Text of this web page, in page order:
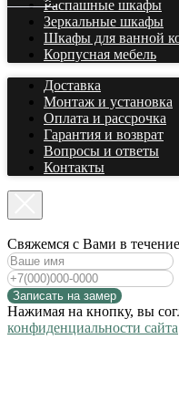
Распашные шкафы
Зеркальные шкафы
Шкафы для ванной
Корпусная мебель
Доставка
Монтаж и установка
Оплата и рассрочка
Гарантия и возврат
Вопросы и ответы
Контакты
Cвяжемся с Вами в
Записать на замер
Нажимая на кнопку, вы
конфиденциальности сайта